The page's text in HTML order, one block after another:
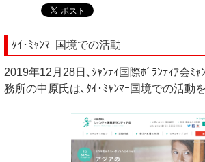
ﾀｲ･ﾐｬﾝﾏｰ国境での活動
2019年12月28日､ｼｬﾝﾃｨ国際ﾎﾞﾗﾝﾃｨｱ会ﾐ
務所の中原氏は､ﾀｲ･ﾐｬﾝﾏｰ国境での活動